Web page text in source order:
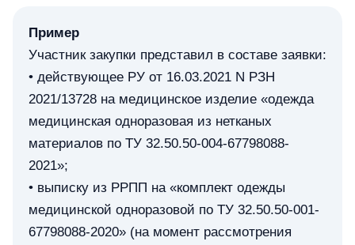
Пример
Участник закупки представил в составе заявки:
• действующее РУ от 16.03.2021 N РЗН
2021/13728 на медицинское изделие «одежда
медицинская одноразовая из нетканых
материалов по ТУ 32.50.50-004-67798088-
2021»;
• выписку из РРПП на «комплект одежды
медицинской одноразовой по ТУ 32.50.50-001-
67798088-2020» (на момент рассмотрения